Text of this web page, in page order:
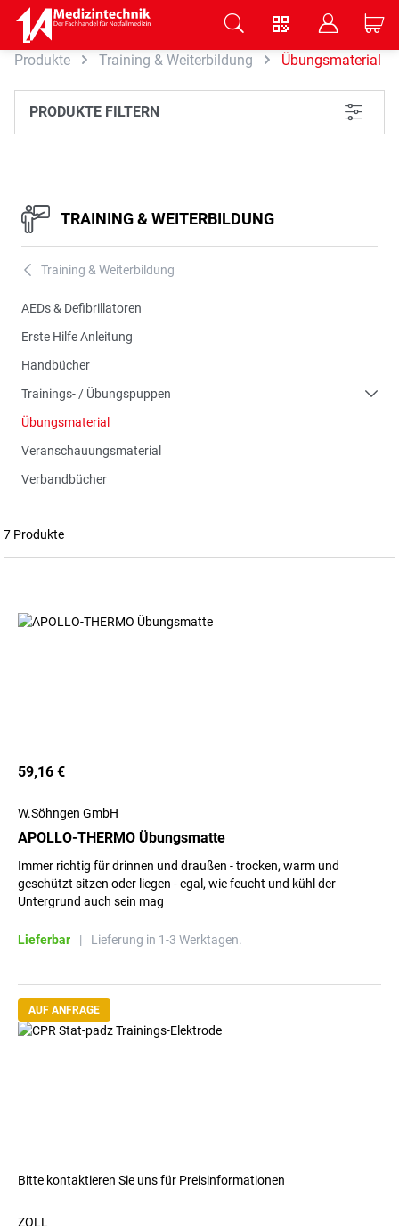
Zum Hauptinhalt springen
V B C
Produkte Training & Weiterbildung Übungsmaterial
PRODUKTE FILTERN L
TRAINING & WEITERBILDUNG
A Training & Weiterbildung
AEDs & Defibrillatoren
Erste Hilfe Anleitung
Handbücher
Trainings- / Übungspuppen
Übungsmaterial
Veranschauungsmaterial
Verbandbücher
7 Produkte
59,16 €
W.Söhngen GmbH
APOLLO-THERMO Übungsmatte
Immer richtig für drinnen und draußen - trocken, warm und
geschützt sitzen oder liegen - egal, wie feucht und kühl der
Untergrund auch sein mag
Lieferbar | Lieferung in 1-3 Werktagen.
AUF ANFRAGE
Bitte kontaktieren Sie uns für Preisinformationen
ZOLL